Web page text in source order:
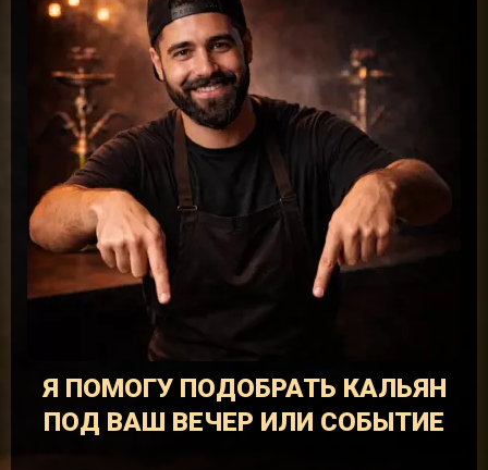
Я ПОМОГУ ПОДОБРАТЬ КАЛЬЯН
ПОД ВАШ ВЕЧЕР ИЛИ СОБЫТИЕ